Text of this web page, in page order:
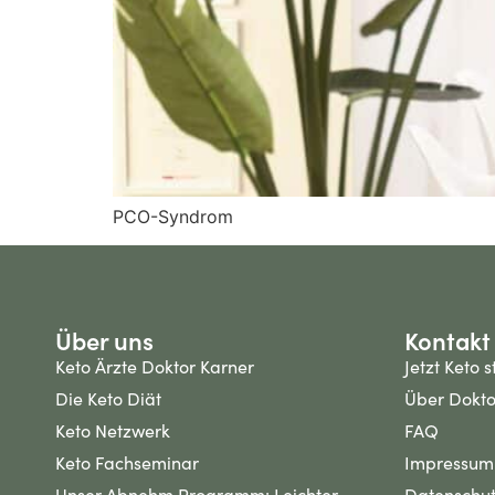
PCO-Syndrom
Über uns
Keto Ärzte Doktor Karner
Die Keto Diät
Keto Netzwerk
Keto Fachseminar
Kontakt
Jetzt Keto
Über
FAQ
Impressum